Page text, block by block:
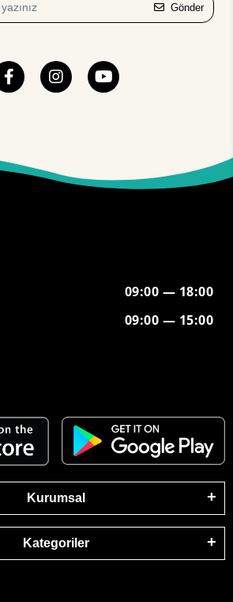
Gönder
09:00 — 18:00
09:00 — 15:00
Kurumsal
Kategoriler